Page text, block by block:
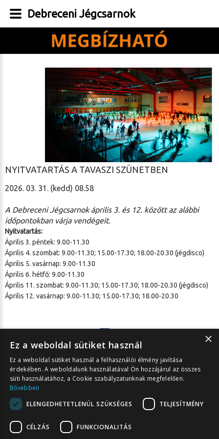
NYITVATARTÁS A TAVASZI SZÜNETBEN
2026. 03. 31. (kedd) 08.58
A Debreceni Jégcsarnok április 3. és 12. között az alábbi
időpontokban várja vendégeit.
Nyitvatartás:
Április 3. péntek: 9.00-11.30
Április 4. szombat: 9.00-11.30; 15.00-17.30; 18.00-20.30 (jégdisco)
Április 5. vasárnap: 9.00-11.30
Április 6. hétfő: 9.00-11.30
Április 11. szombat: 9.00-11.30; 15.00-17.30; 18.00-20.30 (jégdisco)
Április 12. vasárnap: 9.00-11.30; 15.00-17.30; 18.00-20.30
Cikk nyomtatása
Debreceni Sportcentrum Közhaszú Nonprofit Kft. ©
Debreceni Jégcsarnok
×
Ez a weboldal sütiket használ
Ez a weboldal sütiket használ a felhasználói élmény javítása
érdekében. A weboldalunk használatával Ön hozzájárul az összes
süti használatához, a Cookie szabályzatunknak megfelelően.
Bővebben
ELENGEDHETETLENÜL SZÜKSÉGES
TELJESÍTMÉNY
CÉLZÁS FUNKCIONALITÁS